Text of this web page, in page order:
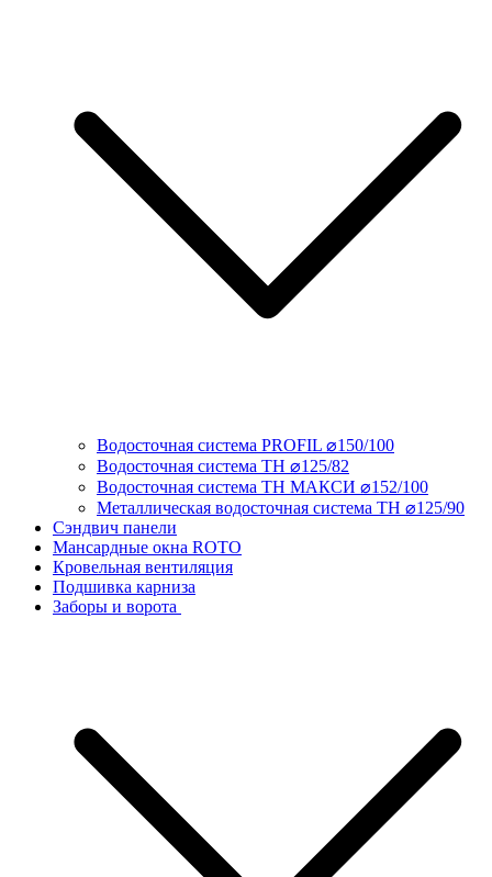
Водосточная система PROFIL ⌀150/100
Водосточная система ТН ⌀125/82
Водосточная система ТН МАКСИ ⌀152/100
Металлическая водосточная система ТН ⌀125/90
Сэндвич панели
Мансардные окна ROTO
Кровельная вентиляция
Подшивка карниза
Заборы и ворота